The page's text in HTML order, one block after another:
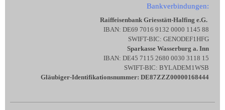
Bankverbindungen:
Raiffeisenbank Griesstätt-Halfing e.G.
IBAN: DE69 7016 9132 0000 1145 88
SWIFT-BIC: GENODEF1HFG
Sparkasse Wasserburg a. Inn
IBAN: DE45 7115 2680 0030 3118 15
SWIFT-BIC: BYLADEM1WSB
Gläubiger-Identifikationsnummer: DE87ZZZ00000168444